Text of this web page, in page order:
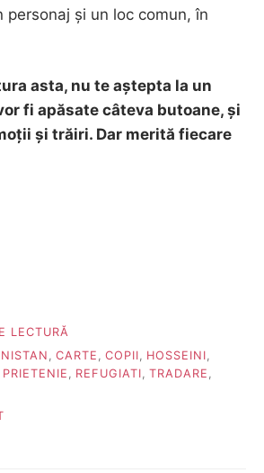
personaj și un loc comun, în
asta, nu te aștepta la un
fi apăsate câteva butoane, și
și trăiri. Dar merită fiecare
LECTURĂ
, CARTE , COPII, HOSSEINI,
PRIETENIE , REFUGIATI, TRADARE ,